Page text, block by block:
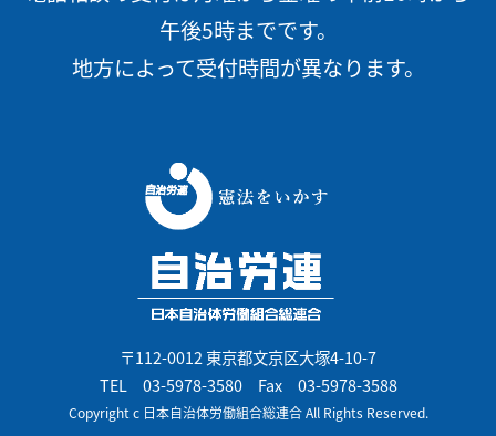
午後5時までです。
地方によって受付時間が異なります。
〒112-0012 東京都文京区大塚4-10-7
TEL 03-5978-3580Fax 03-5978-3588
Copyright c 日本自治体労働組合総連合 All Rights Reserved.